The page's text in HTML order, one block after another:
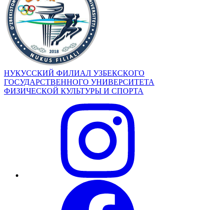
НУКУССКИЙ ФИЛИАЛ УЗБЕКСКОГО
ГОСУДАРСТВЕННОГО УНИВЕРСИТЕТА
ФИЗИЧЕСКОЙ КУЛЬТУРЫ И СПОРТА